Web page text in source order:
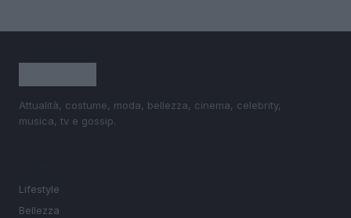
Attualità, costume, moda, bellezza, cinema, celebrity,
musica, tv e gossip.
Lifestyle
Bellezza